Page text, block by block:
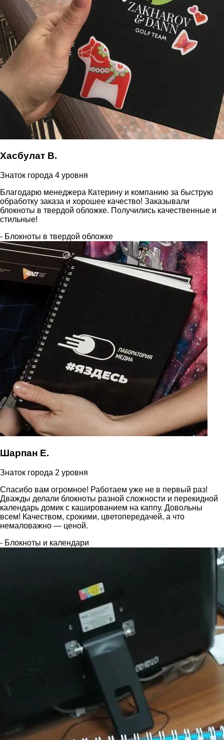
Хасбулат В.
Знаток города 4 уровня
Благодарю менеджера Катерину и компанию за быструю
обработку заказа и хорошее качество! Заказывали
блокноты в твердой обложке. Получились качественные и
стильные!
- Блокноты в твердой обложке
Шарпан Е.
Знаток города 2 уровня
Спасибо вам огромное! Работаем уже не в первый раз!
Дважды делали блокноты разной сложности и перекидной
календарь домик с кашированием на каппу. Довольны
всем! Качеством, срокими, цветопередачей, а что
немаловажно — ценой.
- Блокноты и календари